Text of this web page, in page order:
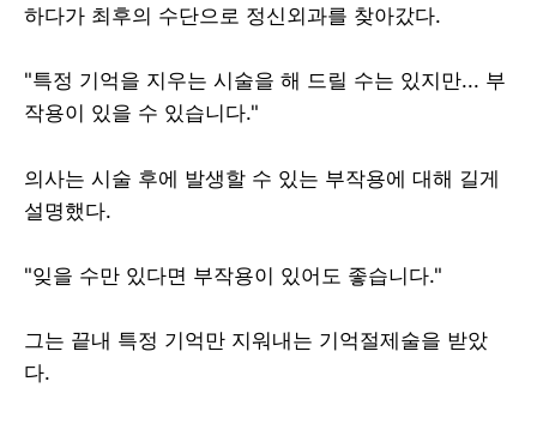
하다가 최후의 수단으로 정신외과를 찾아갔다.
"특정 기억을 지우는 시술을 해 드릴 수는 있지만... 부
작용이 있을 수 있습니다."
의사는 시술 후에 발생할 수 있는 부작용에 대해 길게
설명했다.
"잊을 수만 있다면 부작용이 있어도 좋습니다."
그는 끝내 특정 기억만 지워내는 기억절제술을 받았
다.